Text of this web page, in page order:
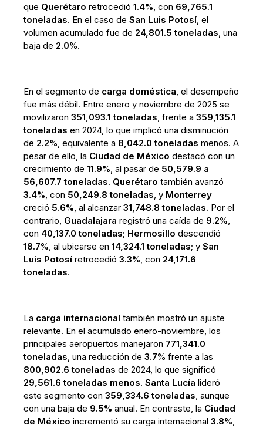
que Querétaro retrocedió1.4%, con 69,765.1
toneladas. En el caso deSan Luis Potosí, el
volumen acumulado fue de 24,801.5 toneladas, una
baja de 2.0%.
En el segmento de carga doméstica, el desempeño
fue más débil. Entre enero y noviembre de 2025 se
movilizaron351,093.1 toneladas, frente a359,135.1
toneladas en 2024, lo que implicó una disminución
de 2.2%, equivalente a 8,042.0 toneladas menos. A
pesar de ello, la Ciudad de México destacó con un
crecimiento de11.9%, al pasar de 50,579.9 a
56,607.7 toneladas. Querétaro también avanzó
3.4%, con 50,249.8 toneladas, y Monterrey
creció 5.6%, al alcanzar31,748.8 toneladas. Por el
contrario, Guadalajara registró una caída de 9.2%,
con 40,137.0 toneladas; Hermosillo descendió
18.7%, al ubicarse en14,324.1 toneladas; ySan
Luis Potosí retrocedió3.3%, con 24,171.6
toneladas.
La carga internacional también mostró un ajuste
relevante. En el acumulado enero-noviembre, los
principales aeropuertos manejaron 771,341.0
toneladas, una reducción de3.7% frente a las
800,902.6 toneladas de 2024, lo que significó
29,561.6 toneladas menos.Santa Lucía lideró
este segmento con359,334.6 toneladas, aunque
con una baja de 9.5% anual. En contraste, la Ciudad
de México incrementó su carga internacional3.8%,